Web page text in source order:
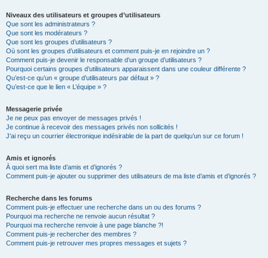
Niveaux des utilisateurs et groupes d’utilisateurs
Que sont les administrateurs ?
Que sont les modérateurs ?
Que sont les groupes d’utilisateurs ?
Où sont les groupes d’utilisateurs et comment puis-je en rejoindre un ?
Comment puis-je devenir le responsable d’un groupe d’utilisateurs ?
Pourquoi certains groupes d’utilisateurs apparaissent dans une couleur différente ?
Qu’est-ce qu’un « groupe d’utilisateurs par défaut » ?
Qu’est-ce que le lien « L’équipe » ?
Messagerie privée
Je ne peux pas envoyer de messages privés !
Je continue à recevoir des messages privés non sollicités !
J’ai reçu un courrier électronique indésirable de la part de quelqu’un sur ce forum !
Amis et ignorés
À quoi sert ma liste d’amis et d’ignorés ?
Comment puis-je ajouter ou supprimer des utilisateurs de ma liste d’amis et d’ignorés ?
Recherche dans les forums
Comment puis-je effectuer une recherche dans un ou des forums ?
Pourquoi ma recherche ne renvoie aucun résultat ?
Pourquoi ma recherche renvoie à une page blanche ?!
Comment puis-je rechercher des membres ?
Comment puis-je retrouver mes propres messages et sujets ?